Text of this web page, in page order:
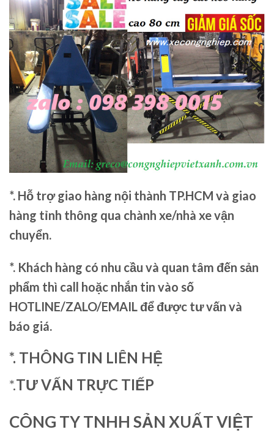
*. Hỗ trợ giao hàng nội thành TP.HCM và giao
hàng tỉnh thông qua chành xe/nhà xe vận
chuyển.
*. Khách hàng có nhu cầu và quan tâm đến sản
phẩm thì call hoặc nhắn tin vào số
HOTLINE/ZALO/EMAIL để được tư vấn và
báo giá.
*. THÔNG TIN LIÊN HỆ
*.TƯ VẤN TRỰC TIẾP
CÔNG TY TNHH SẢN XUẤT VIỆT